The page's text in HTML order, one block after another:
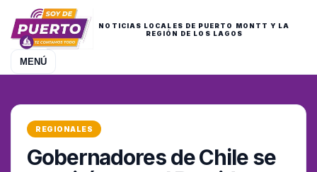
NOTICIAS LOCALES DE PUERTO MONTT Y LA
REGIÓN DE LOS LAGOS
MENÚ
REGIONALES
Gobernadores de Chile se